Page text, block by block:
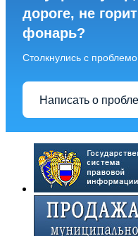
дороге, не горит
фонарь?
Столкнулись с
Написать о